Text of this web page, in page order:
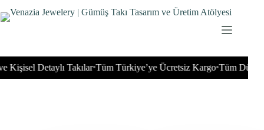
Detaylı Takılar•Tüm Türkiye’ye Ücretsiz Kargo•Tüm Dünyaya